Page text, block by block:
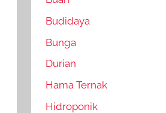
Budidaya
Bunga
Durian
Hama Ternak
Hidroponik